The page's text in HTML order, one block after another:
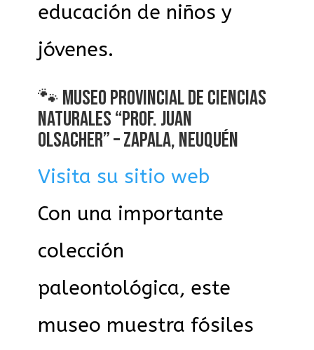
educación de niños y
jóvenes.
🐾 MUSEO PROVINCIAL DE CIENCIAS
NATURALES “PROF. JUAN
OLSACHER” – ZAPALA, NEUQUÉN
Visita su sitio web
Con una importante
colección
paleontológica, este
museo muestra fósiles